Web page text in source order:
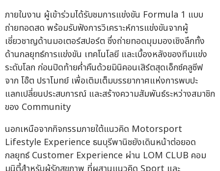
ภายในงาน ผู้เข้าร่วมได้รับชมการแข่งขัน Formula 1 แบบ
ถ่ายทอดสด พร้อมรับฟังการวิเคราะห์การแข่งขันจากผู้
เชี่ยวชาญด้านมอเตอร์สปอร์ต ซึ่งถ่ายทอดมุมมองเชิงลึกทั้ง
ด้านกลยุทธ์การแข่งขัน เทคโนโลยี และเบื้องหลังของทีมแข่ง
ระดับโลก ก่อนปิดท้ายค่ำคืนด้วยมินิคอนเสิร์ตสุดเอ็กซ์คลูซีฟ
จาก โอ๊ต ปราโมทย์ เพื่อเติมเต็มบรรยากาศแห่งการพบปะ
แลกเปลี่ยนประสบการณ์ และสร้างความสัมพันธ์ระหว่างสมาชิก
ของ Community
นอกเหนือจากกิจกรรมภายใต้แนวคิด Motorsport
Lifestyle Experience ธนบุรีพานิชยังเดินหน้าต่อยอด
กลยุทธ์ Customer Experience ผ่าน LOM CLUB คอม